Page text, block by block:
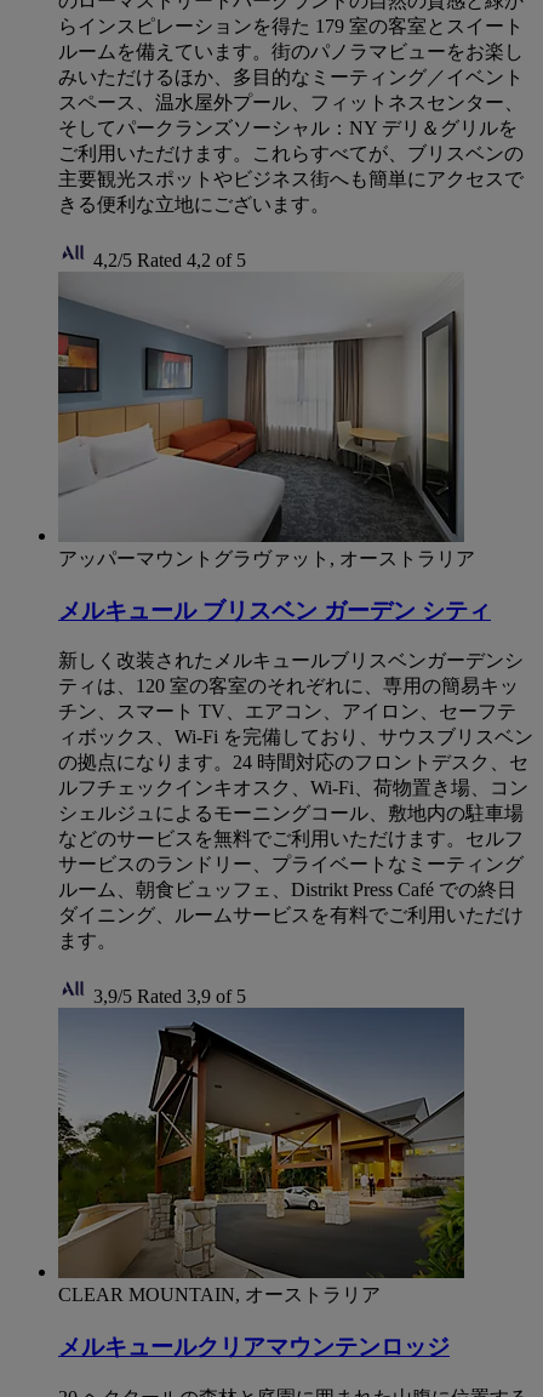
らインスピレーションを得た 179 室の客室とスイート
ルームを備えています。街のパノラマビューをお楽し
みいただけるほか、多目的なミーティング／イベント
スペース、温水屋外プール、フィットネスセンター、
そしてパークランズソーシャル：NY デリ＆グリルを
ご利用いただけます。これらすべてが、ブリスベンの
主要観光スポットやビジネス街へも簡単にアクセスで
きる便利な立地にございます。
4,2/5 Rated 4,2 of 5
アッパーマウントグラヴァット, オーストラリア
メルキュール ブリスベン ガーデン シティ
新しく改装されたメルキュールブリスベンガーデンシ
ティは、120 室の客室のそれぞれに、専用の簡易キッ
チン、スマート TV、エアコン、アイロン、セーフテ
ィボックス、Wi-Fi を完備しており、サウスブリスベン
の拠点になります。24 時間対応のフロントデスク、セ
ルフチェックインキオスク、Wi-Fi、荷物置き場、コン
シェルジュによるモーニングコール、敷地内の駐車場
などのサービスを無料でご利用いただけます。セルフ
サービスのランドリー、プライベートなミーティング
ルーム、朝食ビュッフェ、Distrikt Press Café での終日
ダイニング、ルームサービスを有料でご利用いただけ
ます。
3,9/5 Rated 3,9 of 5
CLEAR MOUNTAIN, オーストラリア
メルキュールクリアマウンテンロッジ